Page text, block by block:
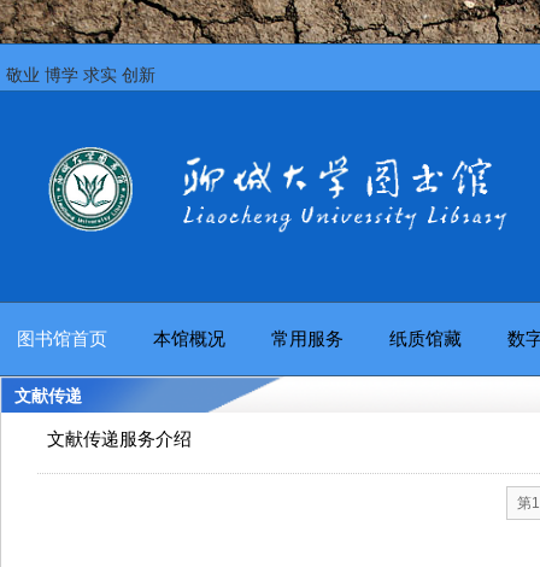
敬业 博学 求实 创新
图书馆首页 本馆概况 常用服务 纸质馆藏 数
文献传递
文献传递服务介绍
第